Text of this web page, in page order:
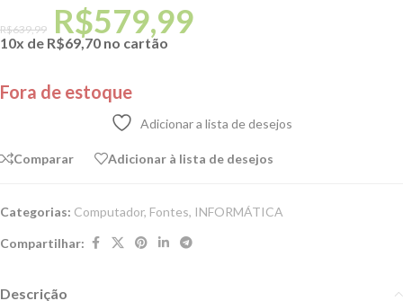
R$639,99 R$579,99
10x de R$69,70 no cartão
Fora de estoque
Adicionar a lista de desejos
Comparar Adicionar à lista de desejos
Categorias: Computador, Fontes, INFORMÁTICA
Compartilhar:
Descrição